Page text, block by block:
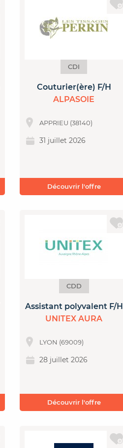
CDI
Couturier(ère) F/H
ALPASOIE
APPRIEU (38140)
31 juillet 2026
Découvrir l'offre
CDD
Assistant polyvalent F/H
UNITEX AURA
LYON (69009)
28 juillet 2026
Découvrir l'offre